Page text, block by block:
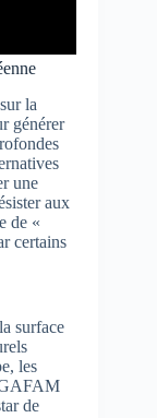
la
générer
une
aux
de «
certains
surface
les
GAFAM
de